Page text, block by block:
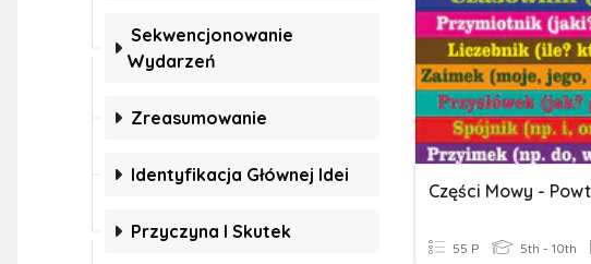
Sekwencjonowanie
Wydarzeń
Zreasumowanie
Identyfikacja Głównej Idei
Przyczyna I Skutek
Części Mowy -
55 P 5th - 10th